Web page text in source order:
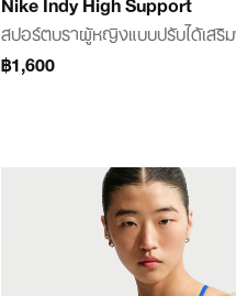
สปอร์ตบราผู้หญิงแบบปรับได้เสริ
฿1,600